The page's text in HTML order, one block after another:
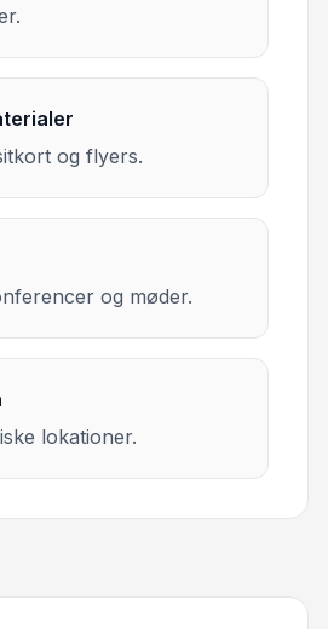
og flyers.
og møder.
lokationer.